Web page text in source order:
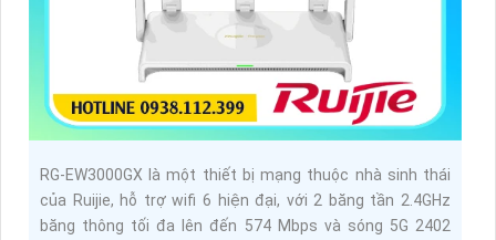
RG-EW3000GX là một thiết bị mạng thuộc nhà sinh thái
của Ruijie, hỗ trợ wifi 6 hiện đại, với 2 băng tần 2.4GHz
băng thông tối đa lên đến 574 Mbps và sóng 5G 2402